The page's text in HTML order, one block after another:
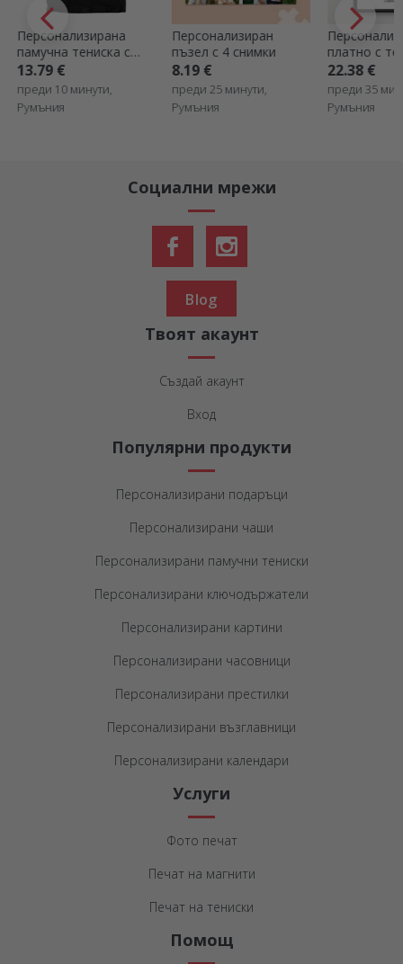
Персонализирана
памучна тениска с
вашата портретна
графика
13.79 €
преди 10 минути,
Румъния
Персонализиран
пъзел с 4 снимки
8.19 €
преди 25 минути,
Румъния
платно с
снимки -
22.38 €
преди 35
Румъния
Социални мрежи
Blog
Твоят акаунт
Създай акаунт
Вход
Популярни продукти
Персонализирани подаръци
Персонализирани чаши
Персонализирани памучни тениски
Персонализирани ключодържатели
Персонализирани картини
Персонализирани часовници
Персонализирани престилки
Персонализирани възглавници
Персонализирани календари
Услуги
Фото печат
Печат на магнити
Печат на тениски
Помощ